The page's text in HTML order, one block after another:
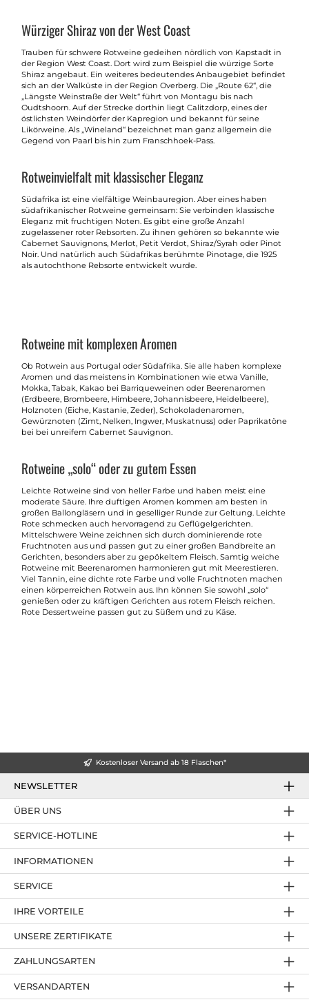
Würziger Shiraz von der West Coast
Trauben für schwere Rotweine gedeihen nördlich von Kapstadt in
der Region West Coast. Dort wird zum Beispiel die würzige Sorte
Shiraz angebaut. Ein weiteres bedeutendes Anbaugebiet befindet
sich an der Walküste in der Region Overberg. Die „Route 62“, die
„Längste Weinstraße der Welt“ führt von Montagu bis nach
Oudtshoorn. Auf der Strecke dorthin liegt Calitzdorp, eines der
östlichsten Weindörfer der Kapregion und bekannt für seine
Likörweine. Als „Wineland“ bezeichnet man ganz allgemein die
Gegend von Paarl bis hin zum Franschhoek-Pass.
Rotweinvielfalt mit klassischer Eleganz
Südafrika ist eine vielfältige Weinbauregion. Aber eines haben
südafrikanischer Rotweine gemeinsam: Sie verbinden klassische
Eleganz mit fruchtigen Noten. Es gibt eine große Anzahl
zugelassener roter Rebsorten. Zu ihnen gehören so bekannte wie
Cabernet Sauvignons, Merlot, Petit Verdot, Shiraz/Syrah oder Pinot
Noir. Und natürlich auch Südafrikas berühmte Pinotage, die 1925
als autochthone Rebsorte entwickelt wurde.
Rotweine mit komplexen Aromen
Ob Rotwein aus Portugal oder Südafrika. Sie alle haben komplexe
Aromen und das meistens in Kombinationen wie etwa Vanille,
Mokka, Tabak, Kakao bei Barriqueweinen oder Beerenaromen
(Erdbeere, Brombeere, Himbeere, Johannisbeere, Heidelbeere),
Holznoten (Eiche, Kastanie, Zeder), Schokoladenaromen,
Gewürznoten (Zimt, Nelken, Ingwer, Muskatnuss) oder Paprikatöne
bei bei unreifem Cabernet Sauvignon.
Rotweine „solo“ oder zu gutem Essen
Leichte Rotweine sind von heller Farbe und haben meist eine
moderate Säure. Ihre duftigen Aromen kommen am besten in
großen Ballongläsern und in geselliger Runde zur Geltung. Leichte
Rote schmecken auch hervorragend zu Geflügelgerichten.
Mittelschwere Weine zeichnen sich durch dominierende rote
Fruchtnoten aus und passen gut zu einer großen Bandbreite an
Gerichten, besonders aber zu gepökeltem Fleisch. Samtig weiche
Rotweine mit Beerenaromen harmonieren gut mit Meerestieren.
Viel Tannin, eine dichte rote Farbe und volle Fruchtnoten machen
einen körperreichen Rotwein aus. Ihn können Sie sowohl „solo“
genießen oder zu kräftigen Gerichten aus rotem Fleisch reichen.
Rote Dessertweine passen gut zu Süßem und zu Käse.
Kostenloser Versand ab 18 Flaschen*
NEWSLETTER
SERVICE-HOTLINE
IHRE VORTEILE
ZAHLUNGSARTEN
ÜBER UNS
UNSERE ZERTIFIKATE
INFORMATIONEN
SERVICE
VERSANDARTEN